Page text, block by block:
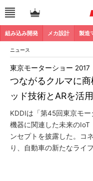
組み込み開発 メカ設計 製造
ニュース
つながるクルマに
ッド技術とARを活用
東京モーターショー 2017
KDDIは「第45回東京モ
機器に関連した未来のIoT
ンセプトを披露した。コ
り、自動車の新たなライ